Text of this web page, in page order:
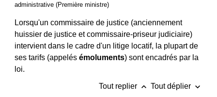
administrative (Première ministre)
Lorsqu'un commissaire de justice (anciennement
huissier de justice et commissaire-priseur judiciaire)
intervient dans le cadre d'un litige locatif, la plupart de
ses tarifs (appelés émoluments) sont encadrés par la
loi.
Tout replier keyboard_arrow_up Tout déplier keyboard_arrow_down